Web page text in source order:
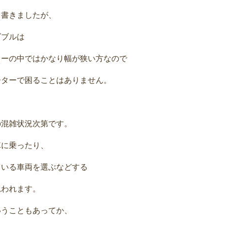
きましたが、
ルは
の中ではかなり幅が狭い方なので
ーで困ることはありません。
雑状況次第です。
乗ったり、
る車両を選ぶなどする
れます。
こともあってか、